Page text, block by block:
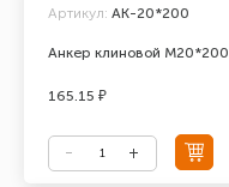
Анкер клиновой М20*200
Артикул: АК-20*200
165.15 ₽